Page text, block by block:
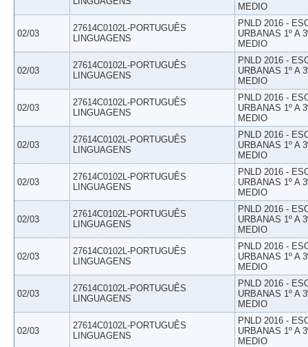
MEDIO
02/03
27614C0102L-PORTUGUÊS
LINGUAGENS
PNLD 2016 -
URBANAS 1º A
MEDIO
02/03
27614C0102L-PORTUGUÊS
LINGUAGENS
PNLD 2016 -
URBANAS 1º A
MEDIO
02/03
27614C0102L-PORTUGUÊS
LINGUAGENS
PNLD 2016 -
URBANAS 1º A
MEDIO
02/03
27614C0102L-PORTUGUÊS
LINGUAGENS
PNLD 2016 -
URBANAS 1º A
MEDIO
02/03
27614C0102L-PORTUGUÊS
LINGUAGENS
PNLD 2016 -
URBANAS 1º A
MEDIO
02/03
27614C0102L-PORTUGUÊS
LINGUAGENS
PNLD 2016 -
URBANAS 1º A
MEDIO
02/03
27614C0102L-PORTUGUÊS
LINGUAGENS
PNLD 2016 -
URBANAS 1º A
MEDIO
02/03
27614C0102L-PORTUGUÊS
LINGUAGENS
PNLD 2016 -
URBANAS 1º A
MEDIO
02/03
27614C0102L-PORTUGUÊS
LINGUAGENS
PNLD 2016 -
URBANAS 1º A
MEDIO